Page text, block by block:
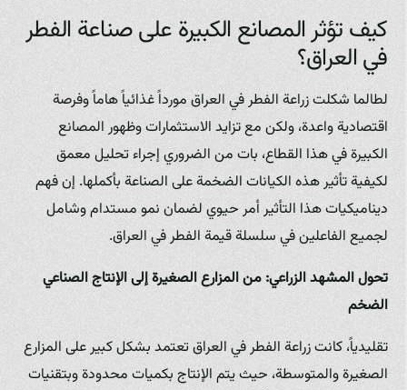
كيف تؤثر المصانع الكبيرة على صناعة الفطر
في العراق؟
لطالما شكلت زراعة الفطر في العراق مورداً غذائياً هاماً وفرصة
اقتصادية واعدة، ولكن مع تزايد الاستثمارات وظهور المصانع
الكبيرة في هذا القطاع، بات من الضروري إجراء تحليل معمق
لكيفية تأثير هذه الكيانات الضخمة على الصناعة بأكملها. إن فهم
ديناميكيات هذا التأثير أمر حيوي لضمان نمو مستدام وشامل
لجميع الفاعلين في سلسلة قيمة الفطر في العراق.
تحول المشهد الزراعي: من المزارع الصغيرة إلى الإنتاج الصناعي
الضخم
تقليدياً، كانت زراعة الفطر في العراق تعتمد بشكل كبير على المزارع
الصغيرة والمتوسطة، حيث يتم الإنتاج بكميات محدودة وبتقنيات